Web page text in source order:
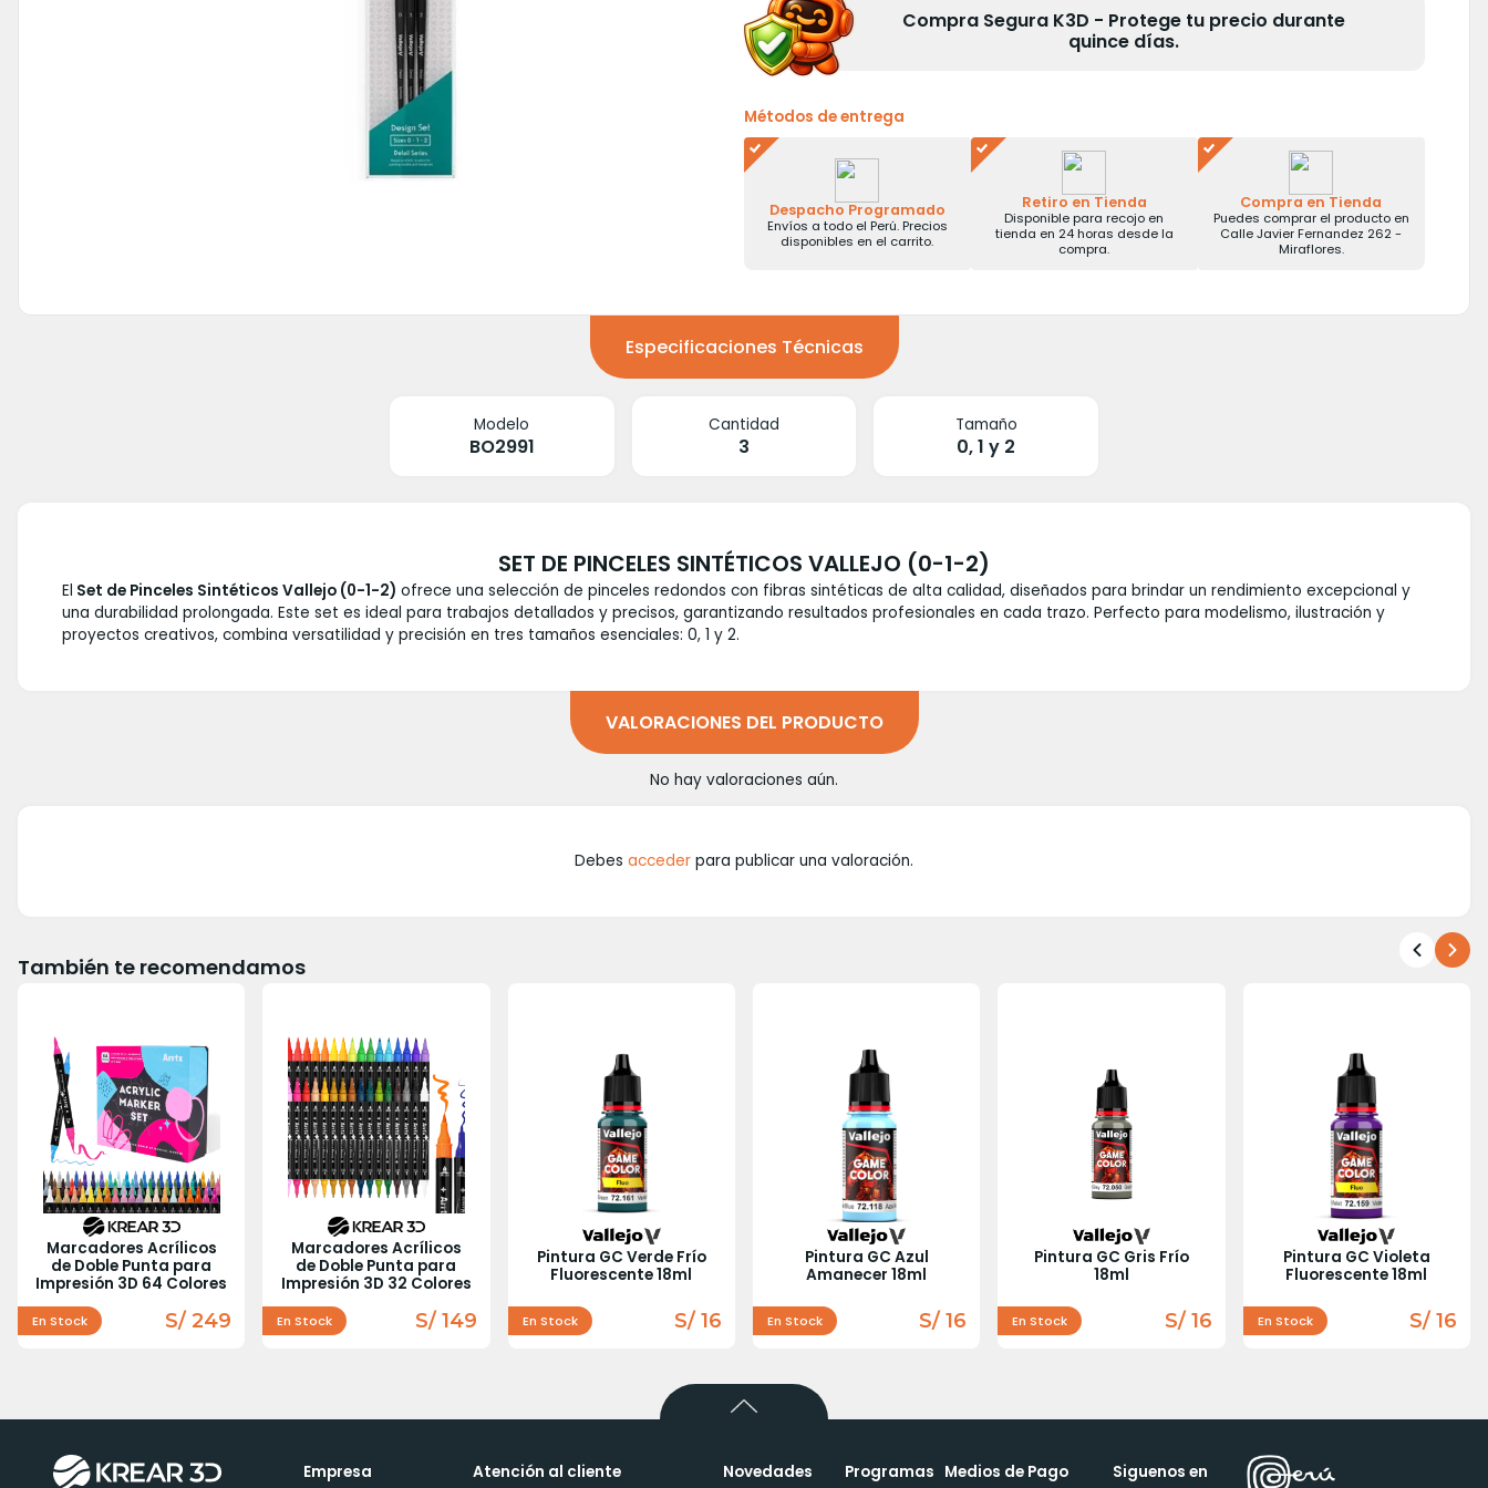
Compra Segura K3D - Protege tu precio durante
quince días.
Métodos de entrega
Despacho Programado
Envíos a todo el Perú. Precios
disponibles en el carrito.
Retiro en Tienda
Disponible para recojo en
tienda en 24 horas desde la
compra.
Compra en Tienda
Puedes comprar el producto en
Calle Javier Fernandez 262 -
Miraflores.
Especificaciones Técnicas
Modelo
BO2991
Cantidad
3
Tamaño
0, 1 y 2
SET DE PINCELES SINTÉTICOS VALLEJO (0-1-2)
El Set de Pinceles Sintéticos Vallejo (0-1-2) ofrece una selección de pinceles redondos con fibras sintéticas de alta calidad, diseñados para brindar un rendimiento excepcional y
una durabilidad prolongada. Este set es ideal para trabajos detallados y precisos, garantizando resultados profesionales en cada trazo. Perfecto para modelismo, ilustración y
proyectos creativos, combina versatilidad y precisión en tres tamaños esenciales: 0, 1 y 2.
VALORACIONES DEL PRODUCTO
No hay valoraciones aún.
Debes acceder para publicar una valoración.
También te recomendamos
Marcadores Acrílicos
de Doble Punta para
Impresión 3D 64 Colores
En Stock S/ 249
Marcadores Acrílicos
de Doble Punta para
Impresión 3D 32 Colores
En Stock S/ 149
Pintura GC Verde Frío
Fluorescente 18ml
En Stock S/ 16
Pintura GC Azul
Amanecer 18ml
En Stock S/ 16
Pintura GC Gris Frío
18ml
En Stock S/ 16
Pintura GC Violeta
Fluorescente 18ml
En Stock S/ 16
Empresa Atención al cliente Novedades Programas Medios de Pago Siguenos en